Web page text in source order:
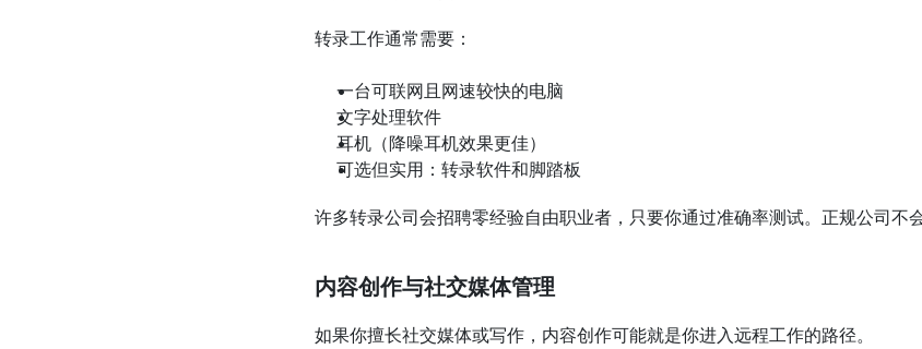
转录工作通常需要：
一台可联网且网速较快的电脑
文字处理软件
耳机（降噪耳机效果更佳）
可选但实用：转录软件和脚踏板
许多转录公司会招聘零经验自由职业者，只要你通过准确率测试。正规公司不
内容创作与社交媒体管理
如果你擅长社交媒体或写作，内容创作可能就是你进入远程工作的路径。